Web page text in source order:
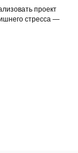
проект
стресса —